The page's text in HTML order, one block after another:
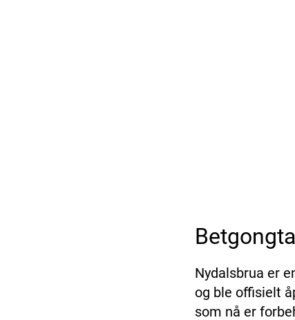
Nydalsbrua er
og ble offisielt
som nå er